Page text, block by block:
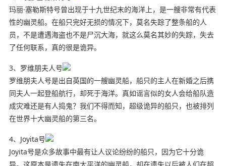
玛丽·塞勒斯特号曾出现于十九世纪末的海洋上，是一艘非常有代表
性的幽灵船。在船只完好无损的情况下，莫名失踪了整条船的人
员，不是遭遇海盗也不是尸沉大海，就这么莫名其妙的失踪，失去
了任何联系，真的很是诡异。
3、罗维朋夫人号
罗维朋夫人号是出自英国的一艘幽灵船，船只的主人在新婚之后携
同夫人一起登船航行，却死于海洋。真如谣言似的女人会给船队造
成灾难还是有人捣鬼？我们不得而知，超级诡异的船只，也被排列
在世界十大幽灵船的第三名。
4、Joyita号
Joyita号是众多故事中最有让人议论纷纷的船只，因为它十分诡